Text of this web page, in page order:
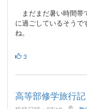
まだまだ暑い時間帯
に過ごしているそうで
ね。
3
高等部修学旅行記